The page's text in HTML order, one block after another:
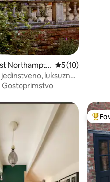
Northampto Prosječna
5 (10)
jedinstveno, luksuzno
Gostoprimstvo